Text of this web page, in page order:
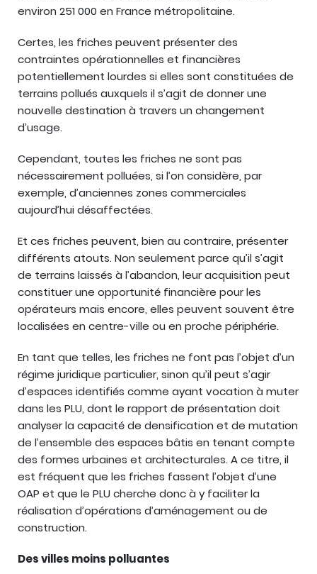
environ 251 000 en France métropolitaine.
Certes, les friches peuvent présenter des
contraintes opérationnelles et financières
potentiellement lourdes si elles sont constituées de
terrains pollués auxquels il s’agit de donner une
nouvelle destination à travers un changement
d’usage.
Cependant, toutes les friches ne sont pas
nécessairement polluées, si l’on considère, par
exemple, d’anciennes zones commerciales
aujourd’hui désaffectées.
Et ces friches peuvent, bien au contraire, présenter
différents atouts. Non seulement parce qu’il s’agit
de terrains laissés à l’abandon, leur acquisition peut
constituer une opportunité financière pour les
opérateurs mais encore, elles peuvent souvent être
localisées en centre-ville ou en proche périphérie.
En tant que telles, les friches ne font pas l’objet d’un
régime juridique particulier, sinon qu’il peut s’agir
d’espaces identifiés comme ayant vocation à muter
dans les PLU, dont le rapport de présentation doit
analyser la capacité de densification et de mutation
de l’ensemble des espaces bâtis en tenant compte
des formes urbaines et architecturales. A ce titre, il
est fréquent que les friches fassent l’objet d’une
OAP et que le PLU cherche donc à y faciliter la
réalisation d’opérations d’aménagement ou de
construction.
Des villes moins polluantes